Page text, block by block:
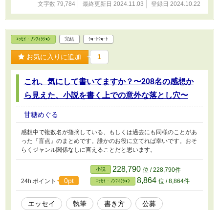
文字数 79,784 最終更新日 2024.11.03 登録日 2024.10.22
ｴｯｾｲ・ﾉﾝﾌｨｸｼｮﾝ 完結 ｼｮｰﾄｼｮｰﾄ
お気に入りに追加 1
これ、気にして書いてますか？〜208名の感想か
ら見えた、小説を書く上での意外な落とし穴〜
甘糖めぐる
感想中で複数名が指摘している、もしくは過去にも同様のことがあ
った『盲点』のまとめです。誰かのお役に立てれば幸いです。おそ
らくジャンル関係なしに言えることだと思います。
24h.ポイント 0pt
小説 228,790 位 / 228,790件
ｴｯｾｲ・ﾉﾝﾌｨｸｼｮﾝ 8,864 位 / 8,864件
エッセイ 執筆 書き方 公募